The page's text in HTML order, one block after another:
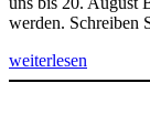
werden.
weiterlesen